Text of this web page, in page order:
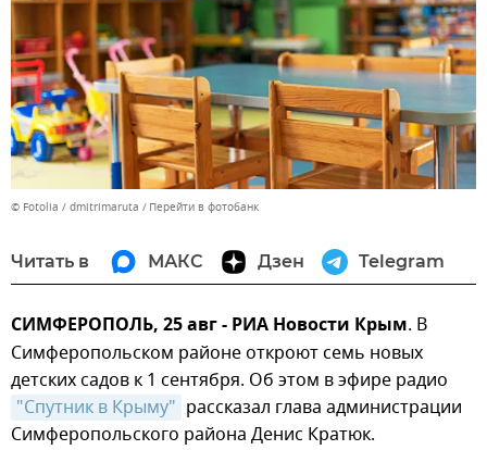
© Fotolia / dmitrimaruta Перейти в фотобанк
Читать в МАКС Дзен Telegram
СИМФЕРОПОЛЬ, 25 авг - РИА Новости Крым. В
Симферопольском районе откроют семь новых
детских садов к 1 сентября. Об этом в эфире радио
"Спутник в Крыму" рассказал глава администрации
Симферопольского района Денис Кратюк.